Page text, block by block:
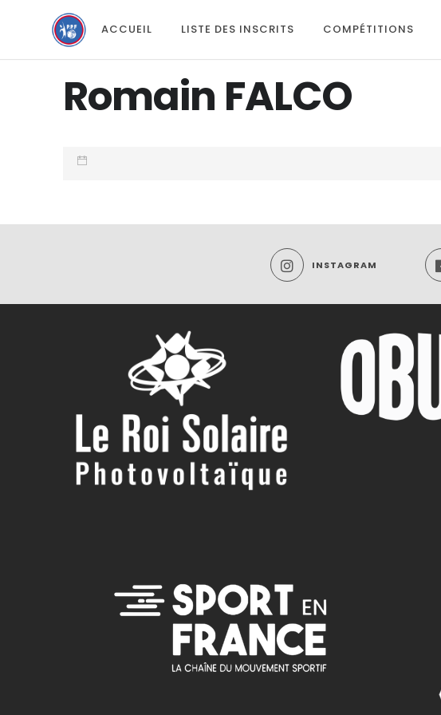
ACCUEIL LISTE DES INSCRITS COMPÉTITIONS
Romain FALCO
INSTAGRAM